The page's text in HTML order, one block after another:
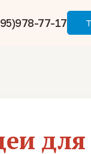
77-17